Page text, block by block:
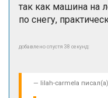
так как машина на
по снегу,
добавлено спустя 38 секунд:
lilah-carmela